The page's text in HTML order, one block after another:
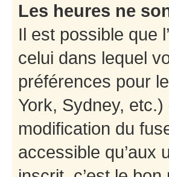
Les heures ne
Il est possible que
celui dans lequel
préférences pour
York, Sydney,
modification du
accessible qu’aux